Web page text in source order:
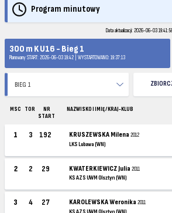
Program minutowy
Data aktualizacji: 2026-06-03
300 m K U16 - Bieg 1
Planowany START: 2026-06-03 19:42 | WYSTARTOWANO: 19:37:13
MSC TOR
NR
START
NAZWISKO I IMIĘ / KRAJ-KLUB
1 3 192 KRUSZEWSKA Milena2012
LKS Lubawa (WN)
2 2 29 KWATERKIEWICZ Julia2011
KS AZS UWM Olsztyn (WN)
3 4 27 KAROLEWSKA Weronika2011